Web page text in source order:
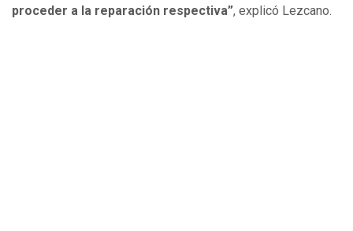
proceder a la reparación respectiva”, explicó Lezcano.